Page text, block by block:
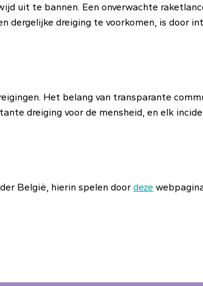
uit te bannen. Een onverwachte
dreiging te voorkomen, is door
Het belang van transparante
dreiging voor de mensheid, en elk
België, hierin spelen doordeze